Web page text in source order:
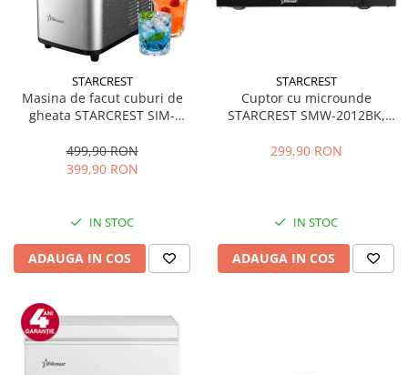
STARCREST
Masina de facut cuburi de
gheata STARCREST SIM-
12Kg/24h, Cos gheata
detasabil, Rezervor apa 0.8 l,
499,90 RON
399,90 RON
IN STOC
ADAUGA IN COS
STARCREST
Cuptor cu microunde
STARCREST SMW-2012BK,
mecanic, 6 Trepte de putere,
299,90 RON
IN STOC
ADAUGA IN COS